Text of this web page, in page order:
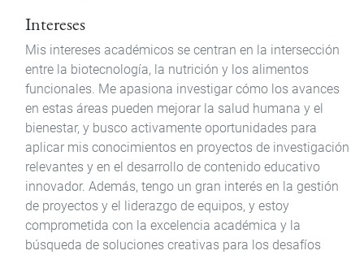
Intereses
Mis intereses académicos se centran en la intersección
entre la biotecnología, la nutrición y los alimentos
funcionales. Me apasiona investigar cómo los avances
en estas áreas pueden mejorar la salud humana y el
bienestar, y busco activamente oportunidades para
aplicar mis conocimientos en proyectos de investigación
relevantes y en el desarrollo de contenido educativo
innovador. Además, tengo un gran interés en la gestión
de proyectos y el liderazgo de equipos, y estoy
comprometida con la excelencia académica y la
búsqueda de soluciones creativas para los desafíos